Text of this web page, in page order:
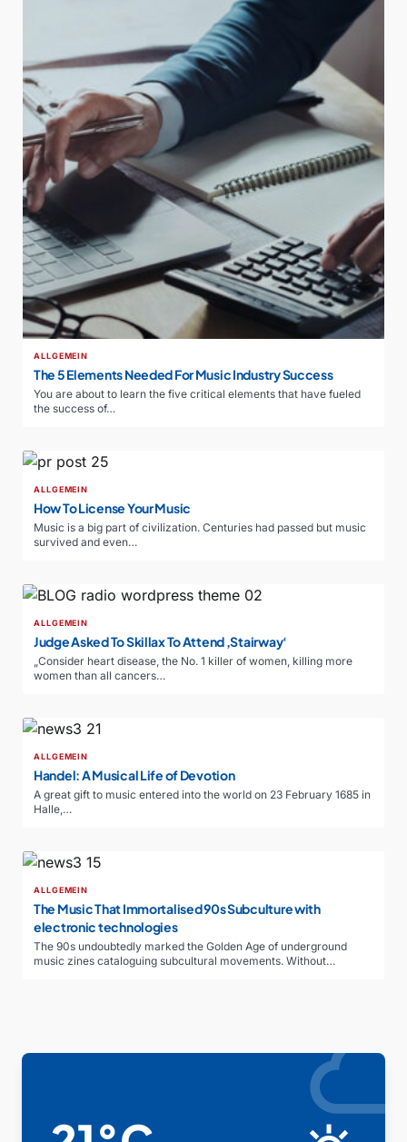
ALLGEMEIN
The 5 Elements Needed For Music Industry Success
You are about to learn the five critical elements that have fueled
the success of…
ALLGEMEIN
How To License Your Music
Music is a big part of civilization. Centuries had passed but music
survived and even…
ALLGEMEIN
Judge Asked To Skillax To Attend ‚Stairway‘
„Consider heart disease, the No. 1 killer of women, killing more
women than all cancers…
ALLGEMEIN
Handel: A Musical Life of Devotion
A great gift to music entered into the world on 23 February 1685 in
Halle,…
ALLGEMEIN
The Music That Immortalised 90s Subculture with
electronic technologies
The 90s undoubtedly marked the Golden Age of underground
music zines cataloguing subcultural movements. Without…